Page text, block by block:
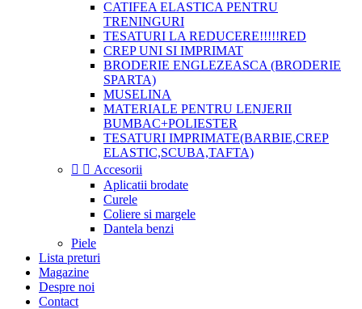
CATIFEA ELASTICA PENTRU
TRENINGURI
TESATURI LA REDUCERE!!!!!RED
CREP UNI SI IMPRIMAT
BRODERIE ENGLEZEASCA (BRODERIE
SPARTA)
MUSELINA
MATERIALE PENTRU LENJERII
BUMBAC+POLIESTER
TESATURI IMPRIMATE(BARBIE,CREP
ELASTIC,SCUBA,TAFTA)
  Accesorii
Aplicatii brodate
Curele
Coliere si margele
Dantela benzi
Piele
Lista preturi
Magazine
Despre noi
Contact